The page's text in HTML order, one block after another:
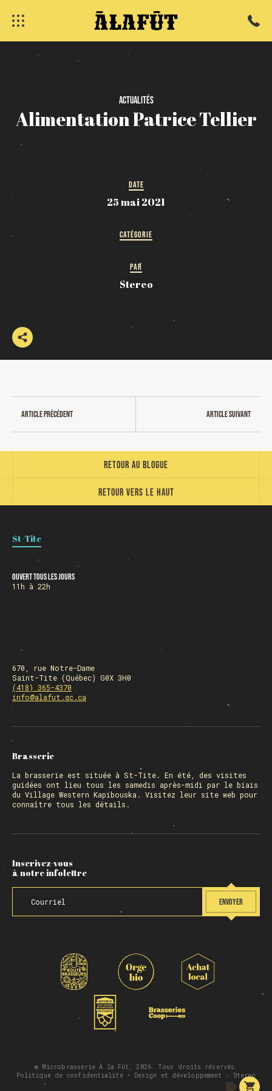
Actualités
AlimentationPatriceTellier
DATE
25 mai 2021
CATÉGORIE
PAR
Stereo
Article précédent Article suivant
Retour vers le haut
Retour au blogue
St-Tite
Ouvert tous les jours
11h à 22h
670, rue Notre-Dame
Saint-Tite (Québec) G0X 3H0
(418) 365-4370
info@alafut.qc.ca
Brasserie
La brasserie est située à St-Tite. En été, des visites
guidées ont lieu tous les samedis après-midi par le biais
du Village Western Kapibouska. Visitez leur site web pour
connaître tous les détails.
Inscrivez-vous
à notre infolettre
ENVOYER
© Microbrasserie À la Fût, 2026. Tous droits réservés.
Politique de confidentialité• Design et développement : Stereo
FERMÉ 31 déc. et 01 janvier